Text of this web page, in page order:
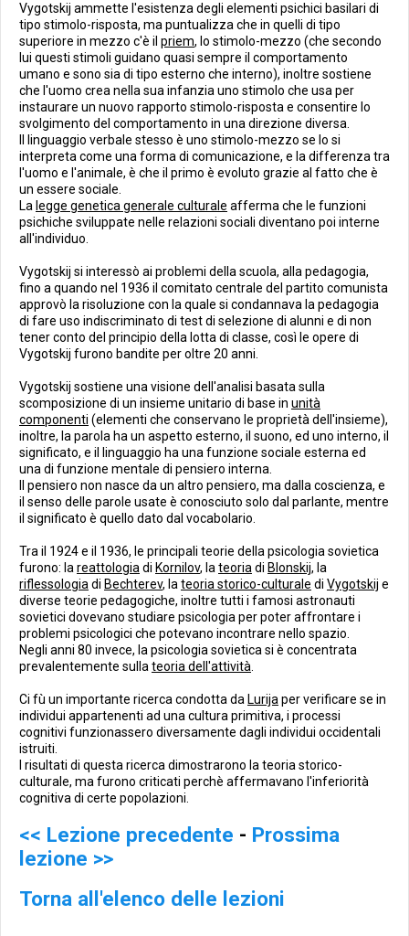
Vygotskij ammette l'esistenza degli elementi psichici basilari di
tipo stimolo-risposta, ma puntualizza che in quelli di tipo
superiore in mezzo c'è il priem, lo stimolo-mezzo (che secondo
lui questi stimoli guidano quasi sempre il comportamento
umano e sono sia di tipo esterno che interno), inoltre sostiene
che l'uomo crea nella sua infanzia uno stimolo che usa per
instaurare un nuovo rapporto stimolo-risposta e consentire lo
svolgimento del comportamento in una direzione diversa.
Il linguaggio verbale stesso è uno stimolo-mezzo se lo si
interpreta come una forma di comunicazione, e la differenza tra
l'uomo e l'animale, è che il primo è evoluto grazie al fatto che è
un essere sociale.
La legge genetica generale culturale afferma che le funzioni
psichiche sviluppate nelle relazioni sociali diventano poi interne
all'individuo.
Vygotskij si interessò ai problemi della scuola, alla pedagogia,
fino a quando nel 1936 il comitato centrale del partito comunista
approvò la risoluzione con la quale si condannava la pedagogia
di fare uso indiscriminato di test di selezione di alunni e di non
tener conto del principio della lotta di classe, così le opere di
Vygotskij furono bandite per oltre 20 anni.
Vygotskij sostiene una visione dell'analisi basata sulla
scomposizione di un insieme unitario di base in unità
componenti (elementi che conservano le proprietà dell'insieme),
inoltre, la parola ha un aspetto esterno, il suono, ed uno interno, il
significato, e il linguaggio ha una funzione sociale esterna ed
una di funzione mentale di pensiero interna.
Il pensiero non nasce da un altro pensiero, ma dalla coscienza, e
il senso delle parole usate è conosciuto solo dal parlante, mentre
il significato è quello dato dal vocabolario.
Tra il 1924 e il 1936, le principali teorie della psicologia sovietica
furono: la reattologia di Kornilov, la teoria di Blonskij, la
riflessologia di Bechterev, la teoria storico-culturale di Vygotskij e
diverse teorie pedagogiche, inoltre tutti i famosi astronauti
sovietici dovevano studiare psicologia per poter affrontare i
problemi psicologici che potevano incontrare nello spazio.
Negli anni 80 invece, la psicologia sovietica si è concentrata
prevalentemente sulla teoria dell'attività
Ci fù un importante ricerca condotta da Lurija per verificare se in
individui appartenenti ad una cultura primitiva, i processi
cognitivi funzionassero diversamente dagli individui occidentali
istruiti.
I risultati di questa ricerca dimostrarono la teoria storico-
culturale, ma furono criticati perchè affermavano l'inferiorità
cognitiva di certe popolazioni.
<< Lezione precedente - Prossima
lezione >>
Torna all'elenco delle lezioni